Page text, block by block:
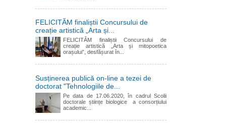
FELICITĂM finaliștii Concursului de
creație artistică „Arta și...
FELICITĂM finaliștii Concursului de
creație artistică „Arta și mitopoetica
orașului”, desfășurat în...
Susținerea publică on-line a tezei de
doctorat "Tehnologiile de...
Pe data de 17.06.2020, în cadrul Scolii
doctorale științe biologice a consorțiului
academic...